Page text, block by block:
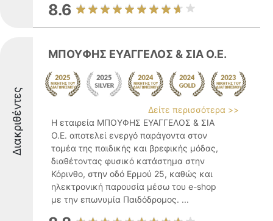
8.6
Διακριθέντες
ΜΠΟΥΦΗΣ ΕΥΑΓΓΕΛΟΣ & ΣΙΑ Ο.Ε.
Δείτε περισσότερα >>
Η εταιρεία ΜΠΟΥΦΗΣ ΕΥΑΓΓΕΛΟΣ & ΣΙΑ
Ο.Ε. αποτελεί ενεργό παράγοντα στον
τομέα της παιδικής και βρεφικής μόδας,
διαθέτοντας φυσικό κατάστημα στην
Κόρινθο, στην οδό Ερμού 25, καθώς και
ηλεκτρονική παρουσία μέσω του e-shop
με την επωνυμία Παιδόδρομος. ...